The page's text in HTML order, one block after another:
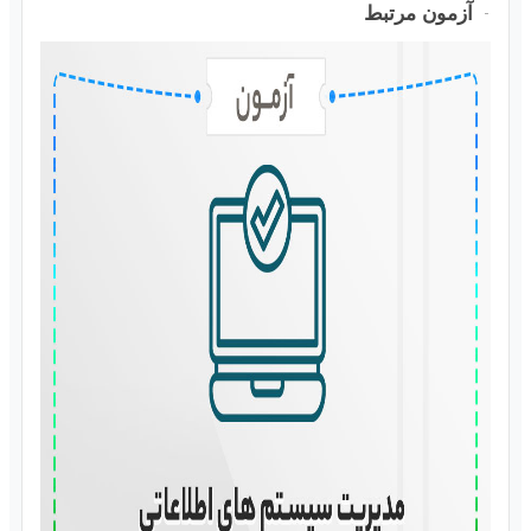
آزمون مرتبط